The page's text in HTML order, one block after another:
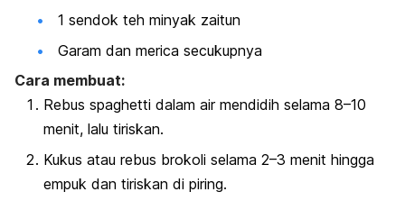
1 sendok teh minyak zaitun
Garam dan merica secukupnya
Cara membuat:
Rebus spaghetti dalam air mendidih selama 8–10
menit, lalu tiriskan.
Kukus atau rebus brokoli selama 2–3 menit hingga
empuk dan tiriskan di piring.